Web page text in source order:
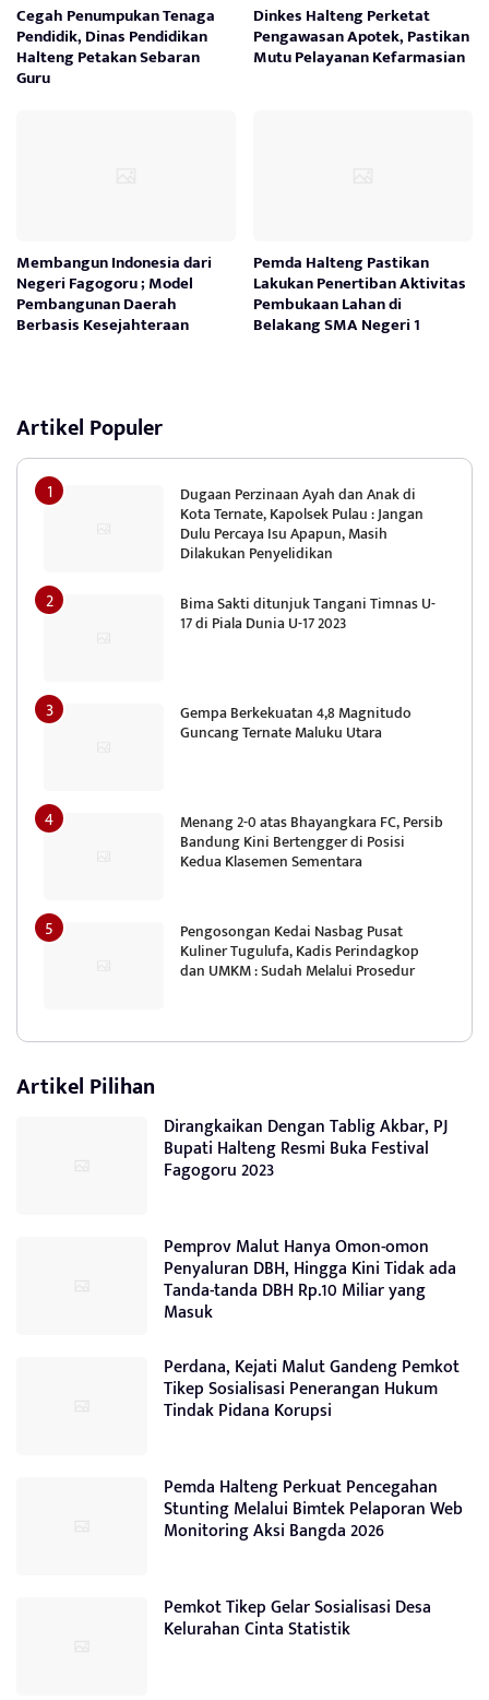
Cegah Penumpukan Tenaga
Pendidik, Dinas Pendidikan
Halteng Petakan Sebaran
Guru
Dinkes Halteng Perketat
Pengawasan Apotek, Pastikan
Mutu Pelayanan Kefarmasian
Membangun Indonesia dari
Negeri Fagogoru ; Model
Pembangunan Daerah
Berbasis Kesejahteraan
Pemda Halteng Pastikan
Lakukan Penertiban Aktivitas
Pembukaan Lahan di
Belakang SMA Negeri 1
Artikel Populer
Dugaan Perzinaan Ayah dan Anak di
Kota Ternate, Kapolsek Pulau : Jangan
Dulu Percaya Isu Apapun, Masih
Dilakukan Penyelidikan
Bima Sakti ditunjuk Tangani Timnas U-
17 di Piala Dunia U-17 2023
Gempa Berkekuatan 4,8 Magnitudo
Guncang Ternate Maluku Utara
Menang 2-0 atas Bhayangkara FC, Persib
Bandung Kini Bertengger di Posisi
Kedua Klasemen Sementara
Pengosongan Kedai Nasbag Pusat
Kuliner Tugulufa, Kadis Perindagkop
dan UMKM : Sudah Melalui Prosedur
Artikel Pilihan
Dirangkaikan Dengan Tablig Akbar, PJ
Bupati Halteng Resmi Buka Festival
Fagogoru 2023
Pemprov Malut Hanya Omon-omon
Penyaluran DBH, Hingga Kini Tidak ada
Tanda-tanda DBH Rp.10 Miliar yang
Masuk
Perdana, Kejati Malut Gandeng Pemkot
Tikep Sosialisasi Penerangan Hukum
Tindak Pidana Korupsi
Pemda Halteng Perkuat Pencegahan
Stunting Melalui Bimtek Pelaporan Web
Monitoring Aksi Bangda 2026
Pemkot Tikep Gelar Sosialisasi Desa
Kelurahan Cinta Statistik